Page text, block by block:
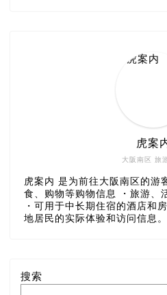
大阪南区 旅
虎案
虎案内 是为前往大阪南区的游
食、购物等购物信息 ・旅游、
・可用于中长期住宿的酒店和
地居民的实际体验和访问信息。
搜索